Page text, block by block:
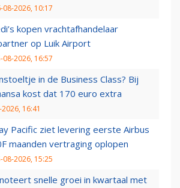
08-2026, 10:17
kopen vrachtafhandelaar
op Luik Airport
08-2026, 16:57
in de Business Class? Bij
kost dat 170 euro extra
16:41
Pacific ziet levering eerste Airbus
maanden vertraging oplopen
08-2026, 15:25
noteert snelle groei in kwartaal met